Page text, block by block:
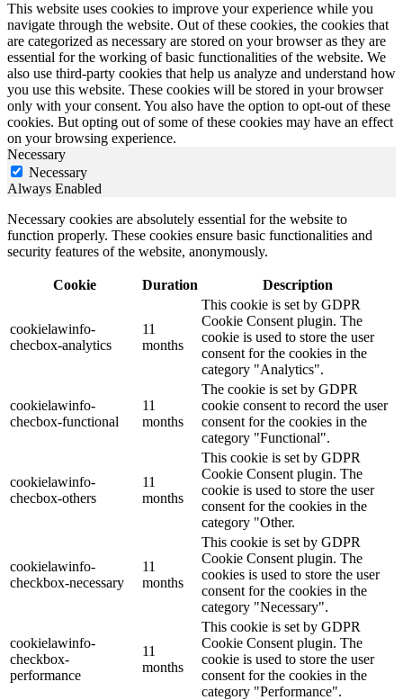
This website uses cookies to improve your experience while you
navigate through the website. Out of these cookies, the cookies that
are categorized as necessary are stored on your browser as they are
essential for the working of basic functionalities of the website. We
also use third-party cookies that help us analyze and understand how
you use this website. These cookies will be stored in your browser
only with your consent. You also have the option to opt-out of these
cookies. But opting out of some of these cookies may have an effect
on your browsing experience.
Necessary
Necessary
Always Enabled
Necessary cookies are absolutely essential for the website to
function properly. These cookies ensure basic functionalities and
security features of the website, anonymously.
Cookie Duration Description
cookielawinfo-
checbox-analytics
11
months
This cookie is set by GDPR
Cookie Consent plugin. The
cookie is used to store the user
consent for the cookies in the
category "Analytics".
cookielawinfo-
checbox-functional
11
months
The cookie is set by GDPR
cookie consent to record the user
consent for the cookies in the
category "Functional".
cookielawinfo-
checbox-others
11
months
This cookie is set by GDPR
Cookie Consent plugin. The
cookie is used to store the user
consent for the cookies in the
category "Other.
cookielawinfo-
checkbox-necessary
11
months
This cookie is set by GDPR
Cookie Consent plugin. The
cookies is used to store the user
consent for the cookies in the
category "Necessary".
cookielawinfo-
checkbox-
performance
11
months
This cookie is set by GDPR
Cookie Consent plugin. The
cookie is used to store the user
consent for the cookies in the
category "Performance".